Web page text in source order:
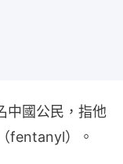
中國公民，指他
fentanyl）。